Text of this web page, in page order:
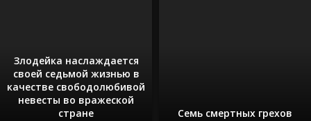
Злодейка наслаждается
своей седьмой жизнью в
качестве свободолюбивой
невесты во вражеской
стране
Семь смертных грехов